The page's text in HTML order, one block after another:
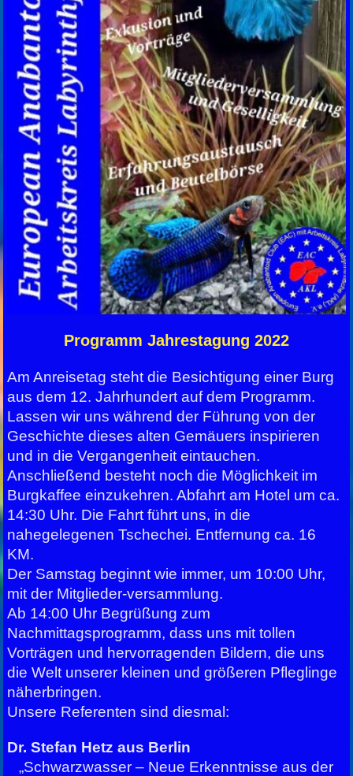
Programm Jahrestagung 2022
Am Anreisetag steht die Besichtigung einer Burg
aus dem 12. Jahrhundert auf dem Programm.
Lassen wir uns während der Führung von der
Geschichte dieses alten Gemäuers inspirieren
und in die Vergangenheit eintauchen.
Anschließend besteht noch die Möglichkeit im
Burgkaffee einzukehren. Abfahrt am Hotel um ca.
14:30 Uhr. Die Fahrt führt uns, in die
nahegelegenen Tschechei. Entfernung ca. 16
KM.
Der Samstag beginnt wie immer, um 10:00 Uhr,
mit der Mitglieder-versammlung.
Ab 14:00 Uhr Begrüßung zum
Nachmittagsprogramm, dass uns mit tollen
Vorträgen und hervorragenden Bildern, die uns
die Welt unserer kleinen und größeren Pfleglinge
näherbringen.
Unsere Referenten sind diesmal:
Dr. Stefan Hetz aus Berlin
„Schwarzwasser – Neue Erkenntnisse aus der